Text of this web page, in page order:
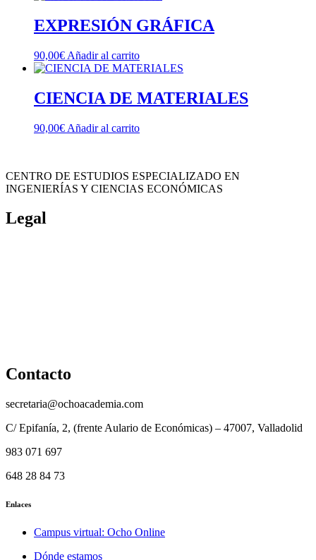
EXPRESIÓN GRÁFICA
90,00€ Añadir al carrito
CIENCIA DE MATERIALES
90,00€ Añadir al carrito
CENTRO DE ESTUDIOS ESPECIALIZADO EN
INGENIERÍAS Y CIENCIAS ECONÓMICAS
Legal
Contacto
secretaria@ochoacademia.com
C/ Epifanía, 2, (frente Aulario de Económicas) – 47007, Valladolid
983 071 697
648 28 84 73
Enlaces
Campus virtual: Ocho Online
Dónde estamos